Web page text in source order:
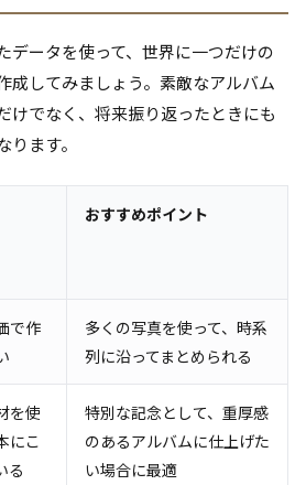
データを使って、世界に一つだけの
成してみましょう。素敵なアルバム
けでなく、将来振り返ったときにも
ます。
おすすめポイント
で作
多くの写真を使って、時系
列に沿ってまとめられる
を使
にこ
る
特別な記念として、重厚感
のあるアルバムに仕上げた
い場合に最適